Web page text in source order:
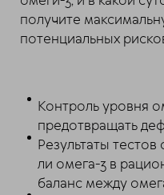
получите
потенциальных
Контроль уровня
предотвращать
Результаты
ли омега-3 в
баланс между